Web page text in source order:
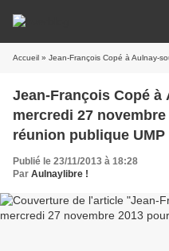
Accueil » Jean-François Copé à Aulnay-sous-Bois le
Jean-François Copé
mercredi 27
réunion publique UMP
Publié le 23/11/2013 à 18:28
Par Aulnaylibre !